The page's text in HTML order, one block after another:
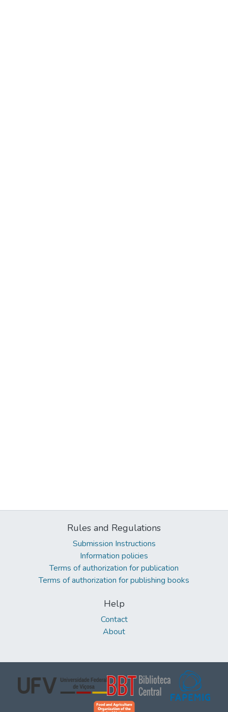
Rules and Regulations
Submission Instructions
Information policies
Terms of authorization for publication
Terms of authorization for publishing books
Help
Contact
About